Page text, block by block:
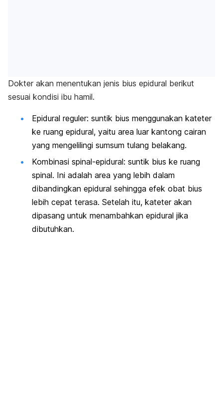
Dokter akan menentukan jenis bius epidural berikut
sesuai kondisi ibu hamil.
Epidural reguler: suntik bius menggunakan kateter
ke ruang epidural, yaitu area luar kantong cairan
yang mengelilingi sumsum tulang belakang.
Kombinasi spinal-epidural: suntik bius ke ruang
spinal. Ini adalah area yang lebih dalam
dibandingkan epidural sehingga efek obat bius
lebih cepat terasa. Setelah itu, kateter akan
dipasang untuk menambahkan epidural jika
dibutuhkan.